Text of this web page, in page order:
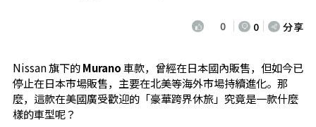
0 0 分享
Nissan 旗下的Murano車款，曾經在日本國內販售，但如今已
停止在日本市場販售，主要在北美等海外市場持續進化。那
麼，這款在美國廣受歡迎的「豪華跨界休旅」究竟是一款什麼
樣的車型呢？